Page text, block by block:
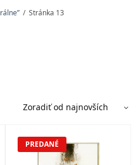
/ Stránka 13
PREDANÉ